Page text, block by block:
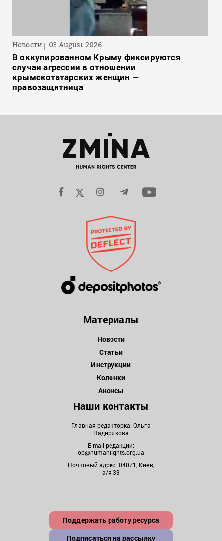
Новости 03 August 2026
В оккупированном Крыму фиксируются
случаи агрессии в отношении
крымскотатарских женщин —
правозащитница
Материалы
Новости
Статьи
Инструкции
Колонки
Анонсы
Наши контакты
Главная редакторка: Ольга
Падирякова
E-mail редакции:
op@humanrights.org.ua
Почтовый адрес: 04071, Киев,
а/я 33
Поддержать работу ресурса
Подписаться на рассылку